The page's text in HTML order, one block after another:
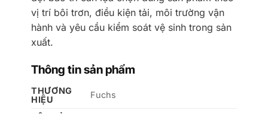
vị trí bôi trơn, điều kiện tải, môi trường vận
hành và yêu cầu kiểm soát vệ sinh trong sản
xuất.
Thông tin sản phẩm
THƯƠNG
HIỆU
Fuchs